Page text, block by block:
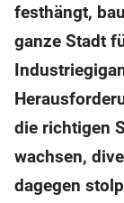
festhängt,
ganze Stadt
die richtigen
wachsen,
dagegen